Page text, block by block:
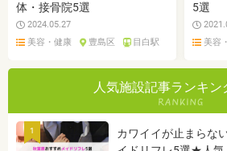
体・接骨院5選
2024.05.27
美容・健康
豊島区 目白駅
5選
美容
人気施設記事ランキン
1
カワイイが止まらな